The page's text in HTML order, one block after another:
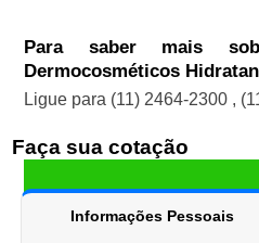
Para saber mais
Dermocosméticos
Ligue para (11) 2464-2300 ,
Faça sua cotação
Informações Pessoais